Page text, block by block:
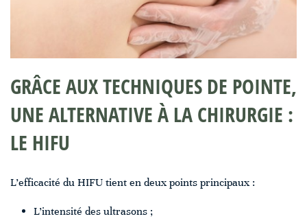
GRÂCE AUX TECHNIQUES DE POINTE,
UNE ALTERNATIVE À LA CHIRURGIE :
LE HIFU
L’efficacité du HIFU tient en deux points principaux :
L’intensité des ultrasons ;